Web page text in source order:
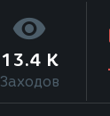
13.4 K
Заходов